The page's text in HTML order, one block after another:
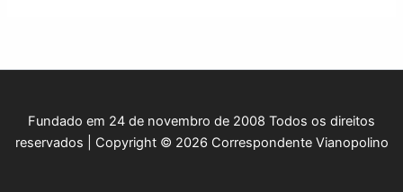
Fundado em 24 de novembro de 2008 Todos os direitos
reservados | Copyright © 2026 Correspondente Vianopolino